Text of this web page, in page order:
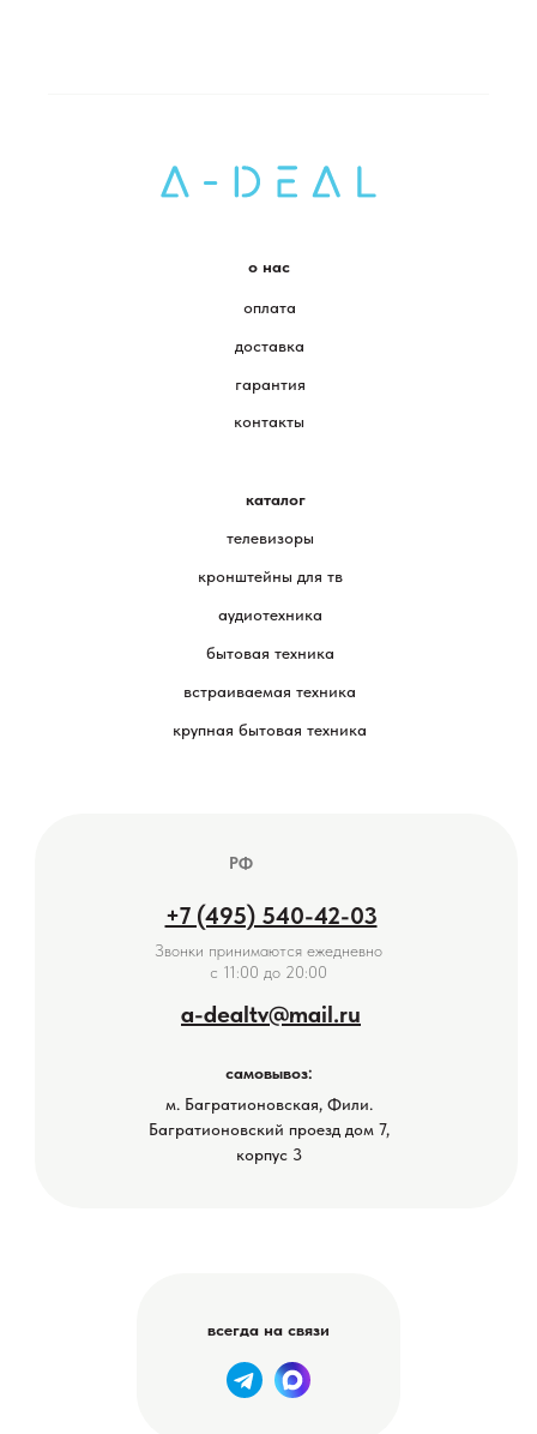
м. Багратионовская, Фили.
Багратионовский проезд дом 7,
корпус 3
+7 (495) 540-42-03
a-dealtv@mail.ru
Звонки принимаются ежедневно
с 11:00 до 20:00
самовывоз:
РФ
всегда на связи
о нас
оплата
доставка
гарантия
каталог
телевизоры
кронштейны для тв
аудиотехника
крупная бытовая техника
бытовая техника
встраиваемая техника
контакты